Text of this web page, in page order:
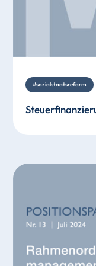
#sozialstaatsreform